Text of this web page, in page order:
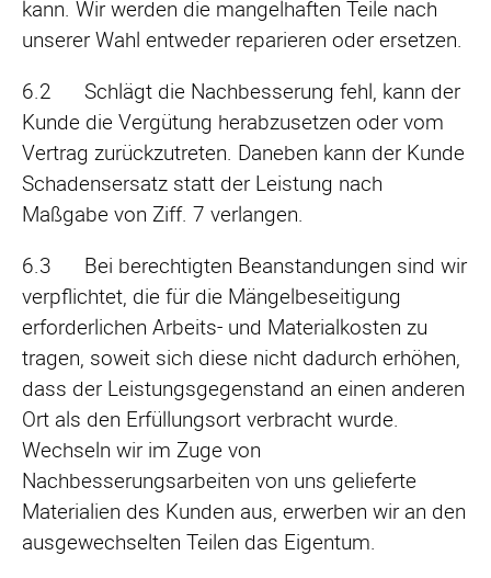
kann. Wir werden die mangelhaften Teile nach
unserer Wahl entweder reparieren oder ersetzen.
6.2 Schlägt die Nachbesserung fehl, kann der
Kunde die Vergütung herabzusetzen oder vom
Vertrag zurückzutreten. Daneben kann der Kunde
Schadensersatz statt der Leistung nach
Maßgabe von Ziff. 7 verlangen.
6.3 Bei berechtigten Beanstandungen sind wir
verpflichtet, die für die Mängelbeseitigung
erforderlichen Arbeits- und Materialkosten zu
tragen, soweit sich diese nicht dadurch erhöhen,
dass der Leistungsgegenstand an einen anderen
Ort als den Erfüllungsort verbracht wurde.
Wechseln wir im Zuge von
Nachbesserungsarbeiten von uns gelieferte
Materialien des Kunden aus, erwerben wir an den
ausgewechselten Teilen das Eigentum.